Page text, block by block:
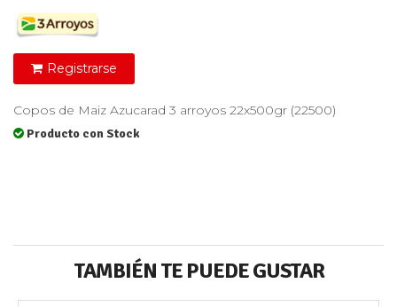
Registrarse
Copos de Maiz Azucarad 3 arroyos 22x500gr (22500)
Producto con Stock
TAMBIÉN TE PUEDE GUSTAR